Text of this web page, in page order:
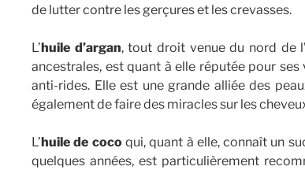
de lutter contre les gerçures et les crevasses.
L’huile d’argan, tout droit venue du nord de
ancestrales, est quant à elle réputée pour
anti-rides. Elle est une grande alliée des
également de faire des miracles sur les
L’huile de cocoqui, quant à elle, connaît un
quelques années, est particulièrement